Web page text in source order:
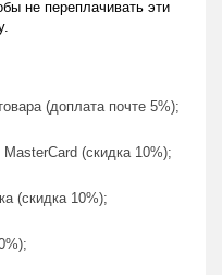
не переплачивать эти
(доплата почте 5%);
(скидка 10%);
(скидка 10%);